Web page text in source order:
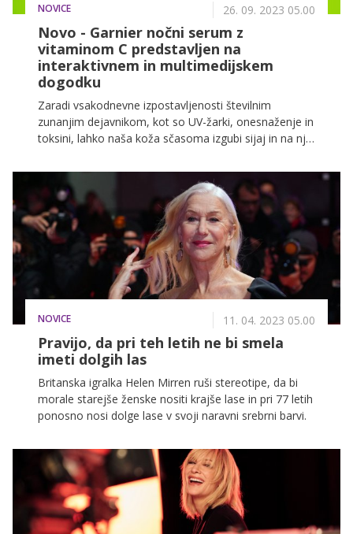
NOVICE 26. 09. 2023 05.00
Novo - Garnier nočni serum z
vitaminom C predstavljen na
interaktivnem in multimedijskem
dogodku
Zaradi vsakodnevne izpostavljenosti številnim
zunanjim dejavnikom, kot so UV-žarki, onesnaženje in
toksini, lahko naša koža sčasoma izgubi sijaj in na njej
staranja.
NOVICE 11. 04. 2023 05.00
Pravijo, da pri teh letih ne bi smela
imeti dolgih las
Britanska igralka Helen Mirren ruši stereotipe, da bi
morale starejše ženske nositi krajše lase in pri 77 letih
ponosno nosi dolge lase v svoji naravni srebrni barvi.